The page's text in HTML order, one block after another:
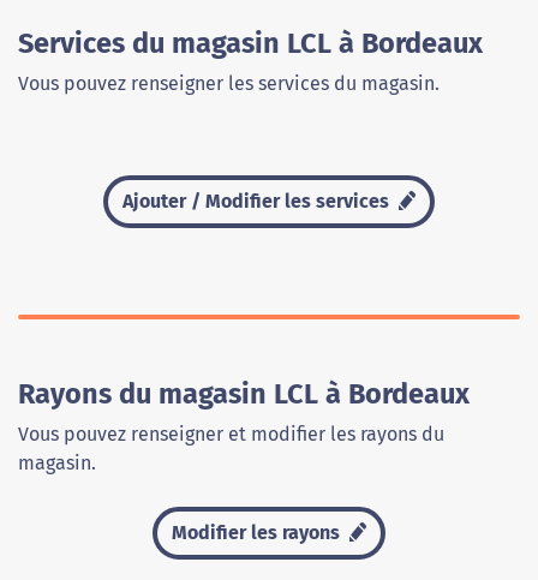
Services du magasin LCL à Bordeaux
Vous pouvez renseigner les services du magasin.
Ajouter / Modifier les services
Rayons du magasin LCL à Bordeaux
Vous pouvez renseigner et modifier les rayons du
magasin.
Modifier les rayons